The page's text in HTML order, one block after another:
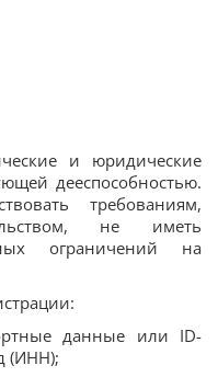
и юридические
дееспособностью.
требованиям,
не иметь
ограничений на
данные или ID-
(ИНН);